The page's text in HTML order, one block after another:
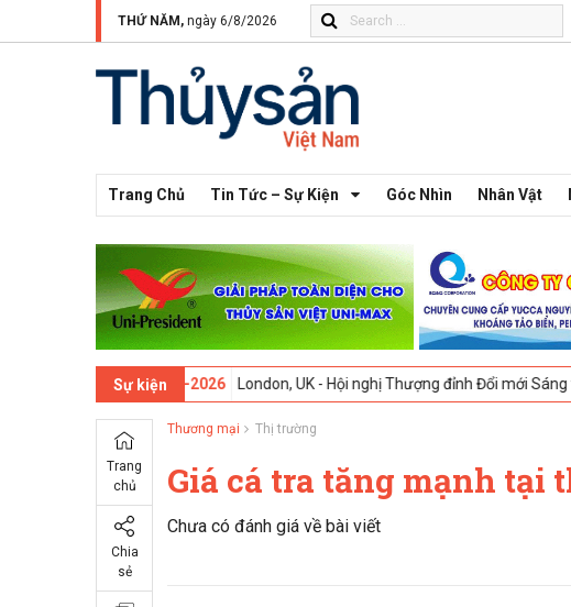
THỨ NĂM, ngày 6/8/2026
Trang Chủ Tin Tức – Sự Kiện Góc Nhìn Nhân Vật
Sự kiện
09-02-2026 London, UK - Hội nghị Thượng đỉnh Đổi mới Sáng tạo trong
Trang
chủ
Chia
sẻ
Thương mại Thị trường
Giá cá tra tăng mạnh tại
Chưa có đánh giá về bài viết